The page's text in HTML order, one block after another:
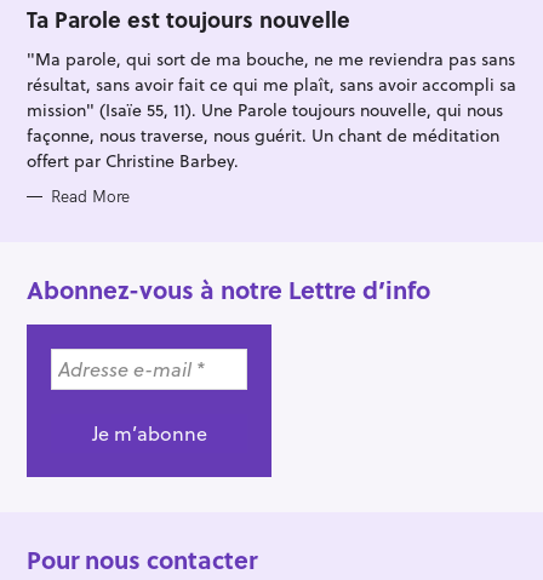
O
R
E
Ta Parole est toujours nouvelle
"Ma parole, qui sort de ma bouche, ne me reviendra pas sans
résultat, sans avoir fait ce qui me plaît, sans avoir accompli sa
mission" (Isaïe 55, 11). Une Parole toujours nouvelle, qui nous
façonne, nous traverse, nous guérit. Un chant de méditation
offert par Christine Barbey.
Read More
Abonnez-vous à notre Lettre d’info
Pour nous contacter